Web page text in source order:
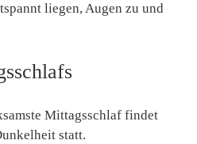
liegen, Augen zu und
Mittagsschlaf findet
statt.